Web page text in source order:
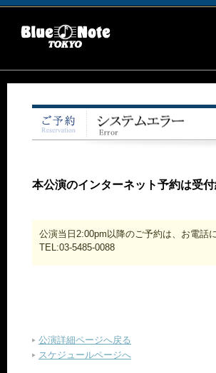
本公演のインターネット予約は受
公演当日2:00pm以降のご予約は、お電話
TEL:03-5485-0088
公演詳細ページへ戻る
スケジュールページへ